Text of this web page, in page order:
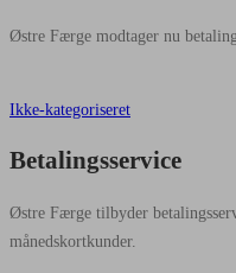
Østre Færge modtager nu
Ikke-kategoriseret
Betalingsservice
Østre Færge tilbyder
månedskortkunder.